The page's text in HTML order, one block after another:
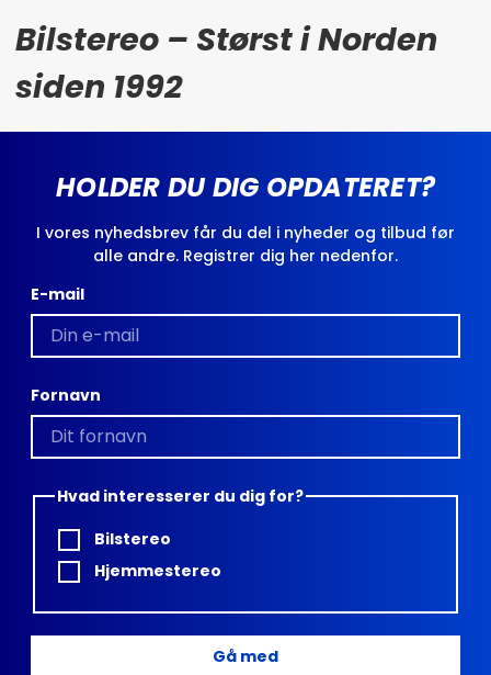
Bilstereo – Størst i Norden
siden 1992
HOLDER DU DIG OPDATERET?
I vores nyhedsbrev får du del i nyheder og tilbud før
alle andre. Registrer dig her nedenfor.
E-mail
Fornavn
Hvad interesserer du dig for?
Bilstereo
Hjemmestereo
Gå med